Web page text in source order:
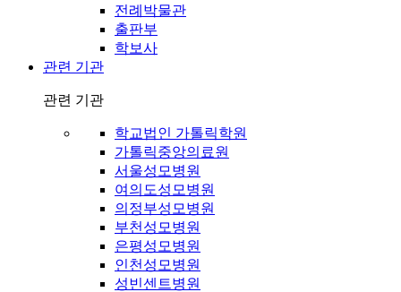
전례박물관
출판부
학보사
관련 기관
관련 기관
학교법인 가톨릭학원
가톨릭중앙의료원
서울성모병원
여의도성모병원
의정부성모병원
부천성모병원
은평성모병원
인천성모병원
성빈센트병원